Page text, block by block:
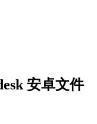
安卓文件